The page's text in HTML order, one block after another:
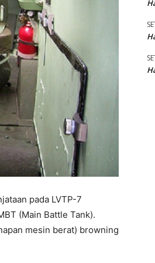
pada LVTP-7
(Main Battle Tank).
mesin berat) browning